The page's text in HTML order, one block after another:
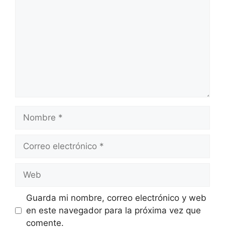
Nombre
Correo
Web
Guarda mi nombre, correo electrónico y web
en este navegador para la próxima vez que
comente.